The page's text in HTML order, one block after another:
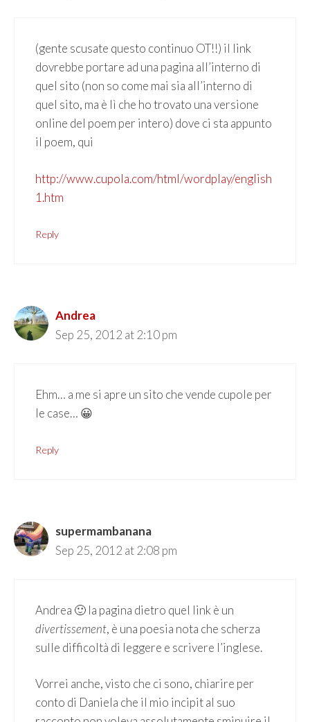
(gente scusate questo continuo OT!!) il link
dovrebbe portare ad una pagina all’interno di
quel sito (non so come mai sia all’interno di
quel sito, ma è lì che ho trovato una versione
online del poem per intero) dove ci sta appunto
il poem, qui
http://www.cupola.com/html/wordplay/english
1.htm
Reply
Andrea
Sep 25, 2012 at 2:10 pm
Ehm… a me si apre un sito che vende cupole per
le case… 😀
Reply
supermambanana
Sep 25, 2012 at 2:08 pm
Andrea 🙂 la pagina dietro quel link è un
divertissement, è una poesia nota che scherza
sulle difficoltà di leggere e scrivere l’inglese.
Vorrei anche, visto che ci sono, chiarire per
conto di Daniela che il mio incipit al suo